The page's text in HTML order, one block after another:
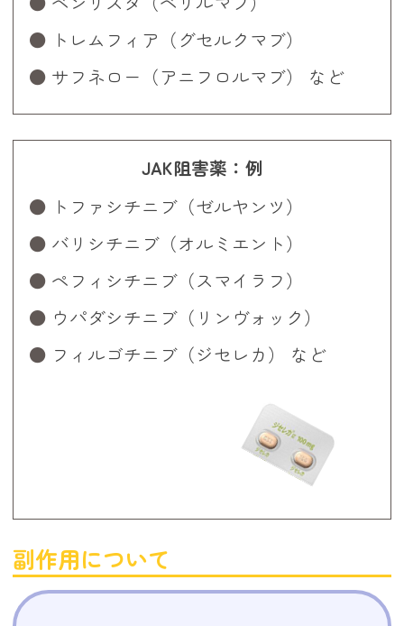
トレムフィア（グセルクマブ）
サフネロー（アニフロルマブ） など
JAK阻害薬：例
トファシチニブ（ゼルヤンツ）
バリシチニブ（オルミエント）
ペフィシチニブ（スマイラフ）
ウパダシチニブ（リンヴォック）
フィルゴチニブ（ジセレカ） など
副作用について